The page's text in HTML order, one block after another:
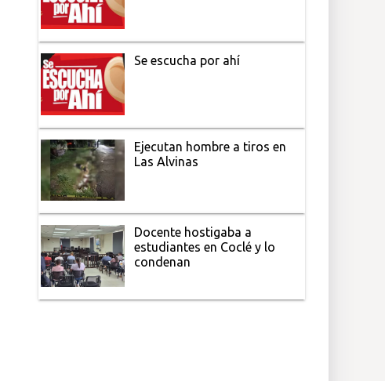
Se escucha por ahí
Ejecutan hombre a tiros en
Las Alvinas
Docente hostigaba a
estudiantes en Coclé y lo
condenan